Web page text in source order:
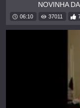
NOVINHA
06:10 37011